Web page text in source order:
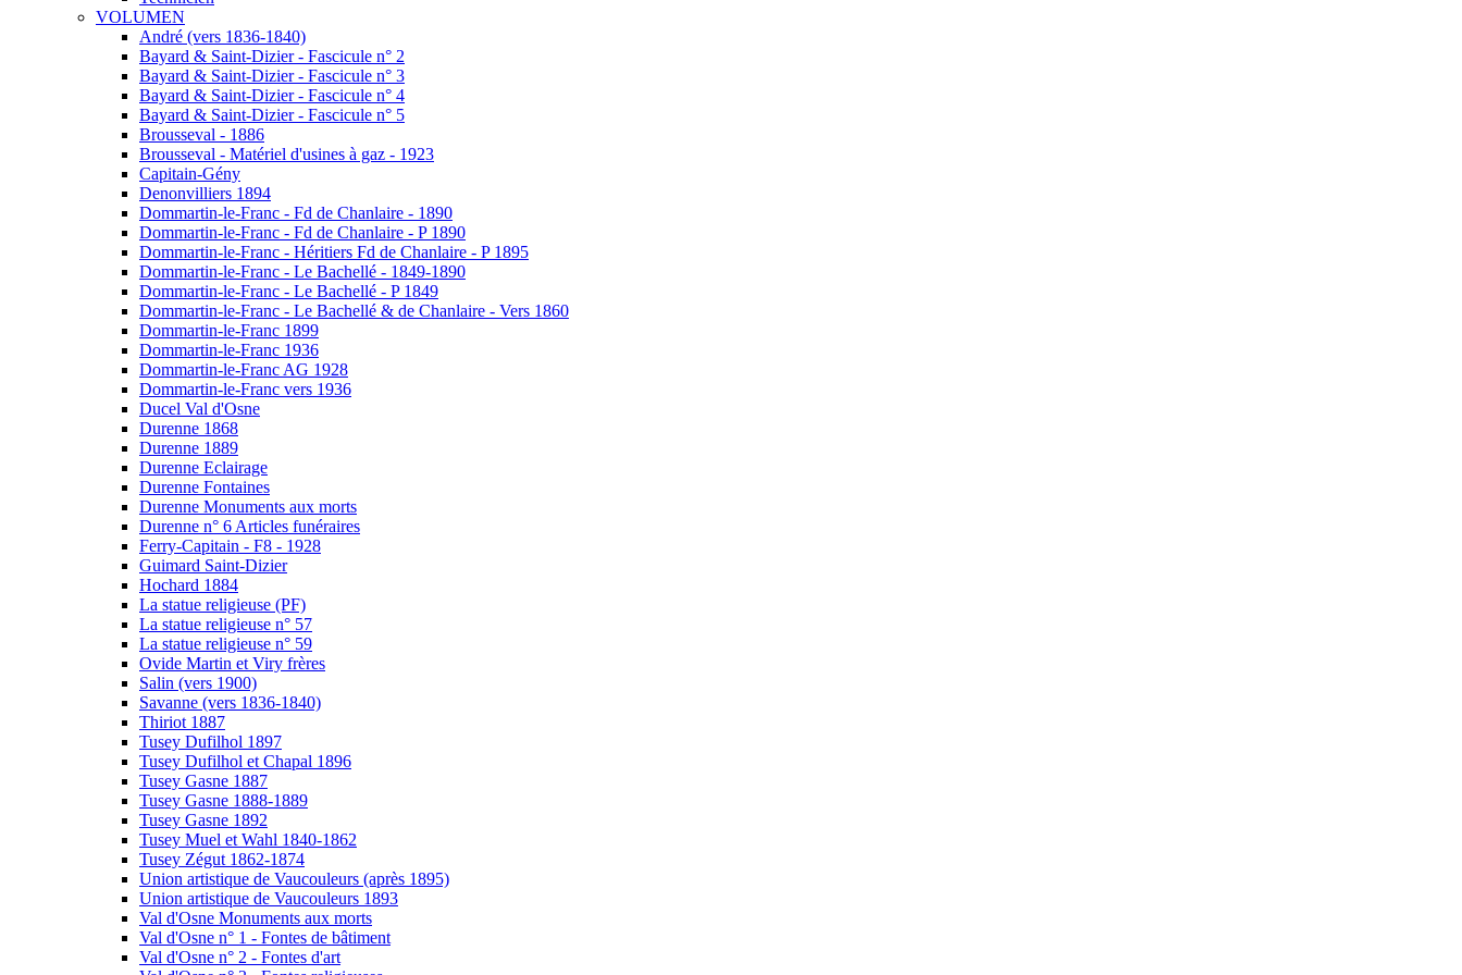
VOLUMEN
André (vers 1836-1840)
Bayard & Saint-Dizier - Fascicule n° 2
Bayard & Saint-Dizier - Fascicule n° 3
Bayard & Saint-Dizier - Fascicule n° 4
Bayard & Saint-Dizier - Fascicule n° 5
Brousseval - 1886
Brousseval - Matériel d'usines à gaz - 1923
Capitain-Gény
Denonvilliers 1894
Dommartin-le-Franc - Fd de Chanlaire - 1890
Dommartin-le-Franc - Fd de Chanlaire - P 1890
Dommartin-le-Franc - Héritiers Fd de Chanlaire - P 1895
Dommartin-le-Franc - Le Bachellé - 1849-1890
Dommartin-le-Franc - Le Bachellé - P 1849
Dommartin-le-Franc - Le Bachellé & de Chanlaire - Vers 1860
Dommartin-le-Franc 1899
Dommartin-le-Franc 1936
Dommartin-le-Franc AG 1928
Dommartin-le-Franc vers 1936
Ducel Val d'Osne
Durenne 1868
Durenne 1889
Durenne Eclairage
Durenne Fontaines
Durenne Monuments aux morts
Durenne n° 6 Articles funéraires
Ferry-Capitain - F8 - 1928
Guimard Saint-Dizier
Hochard 1884
La statue religieuse (PF)
La statue religieuse n° 57
La statue religieuse n° 59
Ovide Martin et Viry frères
Salin (vers 1900)
Savanne (vers 1836-1840)
Thiriot 1887
Tusey Dufilhol 1897
Tusey Dufilhol et Chapal 1896
Tusey Gasne 1887
Tusey Gasne 1888-1889
Tusey Gasne 1892
Tusey Muel et Wahl 1840-1862
Tusey Zégut 1862-1874
Union artistique de Vaucouleurs (après 1895)
Union artistique de Vaucouleurs 1893
Val d'Osne Monuments aux morts
Val d'Osne n° 1 - Fontes de bâtiment
Val d'Osne n° 2 - Fontes d'art